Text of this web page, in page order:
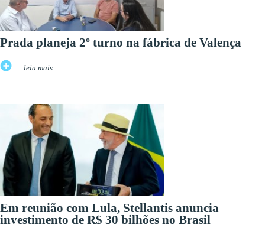
Prada planeja 2º turno na fábrica de Valença
leia mais
Em reunião com Lula, Stellantis anuncia
investimento de R$ 30 bilhões no Brasil